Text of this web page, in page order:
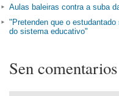
Aulas baleiras contra a suba
"Pretenden que o
do sistema educativo"
Sen comentarios